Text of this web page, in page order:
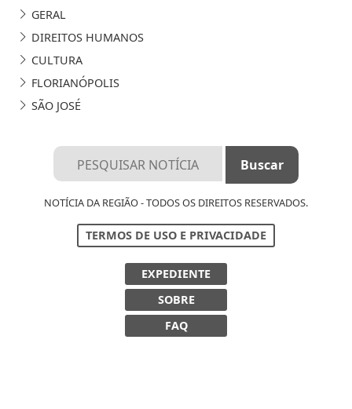
GERAL
DIREITOS HUMANOS
CULTURA
FLORIANÓPOLIS
SÃO JOSÉ
NOTÍCIA DA REGIÃO - TODOS OS DIREITOS RESERVADOS.
TERMOS DE USO E PRIVACIDADE
EXPEDIENTE
SOBRE
FAQ